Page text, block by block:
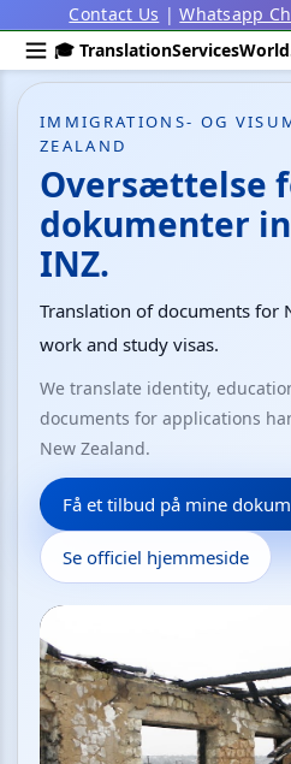
Contact Us |Whatsapp
🎓
IMMIGRATIONS- OG
ZEALAND
Oversættelse
dokumenter
INZ.
Translation of documents for
work and study visas.
We translate identity,
documents for applications
New Zealand.
Få et tilbud på mine
Se officiel hjemmeside